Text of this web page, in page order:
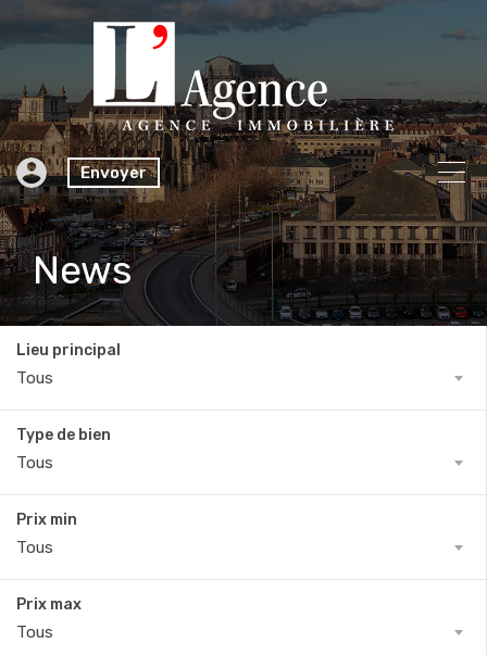
Envoyer
News
Lieu principal
Tous
Type de bien
Tous
Prix min
Tous
Prix max
Tous